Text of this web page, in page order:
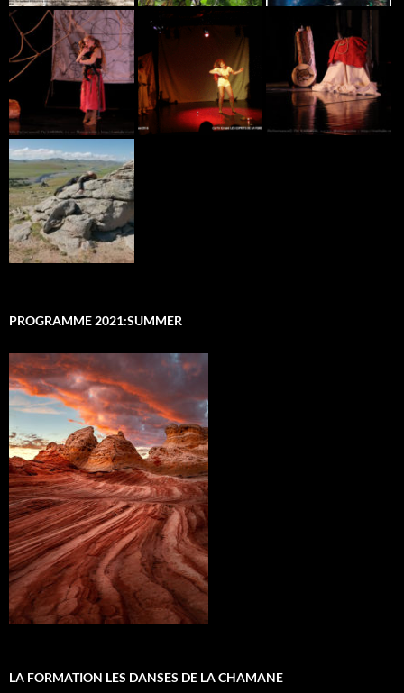
PROGRAMME 2021:SUMMER
LA FORMATION LES DANSES DE LA CHAMANE